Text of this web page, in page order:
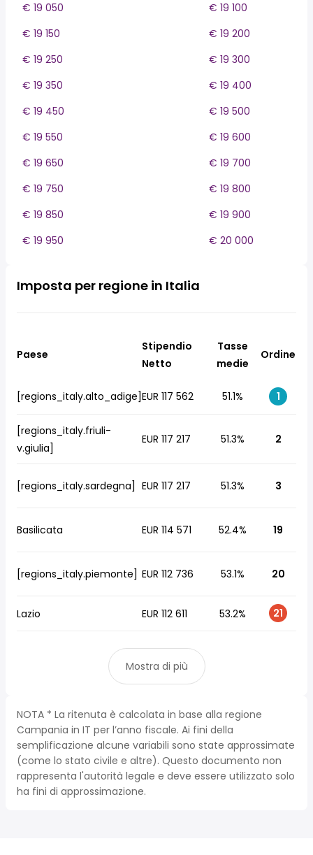
€ 19 050
€ 19 100
€ 19 150
€ 19 200
€ 19 250
€ 19 300
€ 19 350
€ 19 400
€ 19 450
€ 19 500
€ 19 550
€ 19 600
€ 19 650
€ 19 700
€ 19 750
€ 19 800
€ 19 850
€ 19 900
€ 19 950
€ 20 000
Imposta per regione in Italia
Paese
Stipendio
Netto
Tasse
medie
Ordine
[regions_italy.alto_adige]EUR 117 562 51.1% 1
[regions_italy.friuli-
v.giulia]
EUR 117 217 51.3% 2
[regions_italy.sardegna] EUR 117 217 51.3% 3
Basilicata EUR 114 571 52.4% 19
[regions_italy.piemonte] EUR 112 736 53.1% 20
Lazio EUR 112 611 53.2% 21
Mostra di più
NOTA * La ritenuta è calcolata in base alla regione
Campania in IT per l’anno fiscale. Ai fini della
semplificazione alcune variabili sono state approssimate
(come lo stato civile e altre). Questo documento non
rappresenta l'autorità legale e deve essere utilizzato solo
ha fini di approssimazione.